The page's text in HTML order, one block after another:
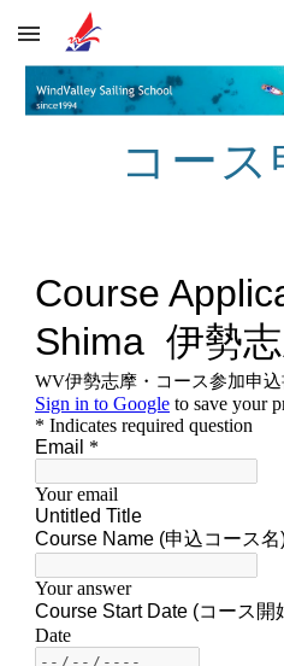
Skip to main content
コー